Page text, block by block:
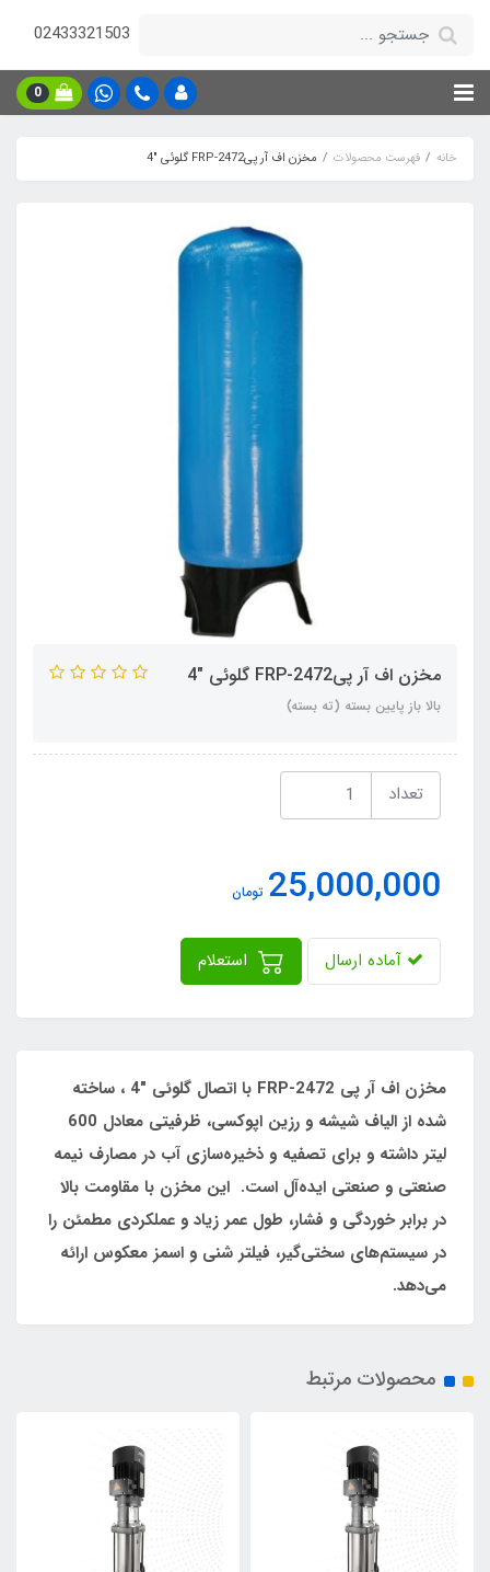
02433321503
0
خانه فهرست محصولات مخزن اف آر پیFRP-2472 گلوئی "4
مخزن اف آر پیFRP-2472 گلوئی "4
بالا باز پایین بسته (ته بسته)
تعداد
25,000,000 تومان
آماده ارسال استعلام
مخزن اف آر پی FRP-2472 با اتصال گلوئی "4 ، ساخته
شده از الیاف شیشه و رزین اپوکسی، ظرفیتی معادل 600
لیتر داشته و برای تصفیه و ذخیره‌سازی آب در مصارف نیمه
صنعتی و صنعتی ایده‌آل است. این مخزن با مقاومت بالا
در برابر خوردگی و فشار، طول عمر زیاد و عملکردی مطمئن را
در سیستم‌های سختی‌گیر، فیلتر شنی و اسمز معکوس ارائه
می‌دهد.
محصولات مرتبط